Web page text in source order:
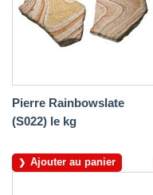
Pierre Rainbowslate
(S022) le kg
Ajouter au panier